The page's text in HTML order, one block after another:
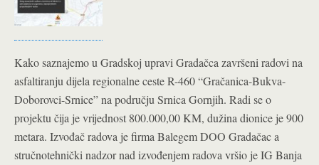
Kako saznajemo u Gradskoj upravi Gradačca završeni radovi na
asfaltiranju dijela regionalne ceste R-460 “Gračanica-Bukva-
Doborovci-Srnice” na području Srnica Gornjih. Radi se o
projektu čija je vrijednost 800.000,00 KM, dužina dionice je 900
metara. Izvođač radova je firma Balegem DOO Gradačac a
stručnotehnički nadzor nad izvođenjem radova vršio je IG Banja